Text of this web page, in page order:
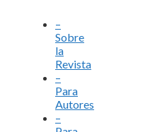
–
Sobre
la
Revista
–
Para
Autores
–